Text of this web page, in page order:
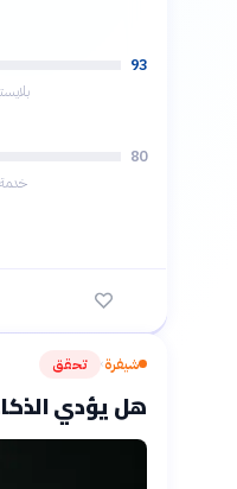
93
بلايستيشن 5 لا يزال يمتلك مكتبة أقوى من
80
خدمة Game Pass من إكس بوكس تقدم قيمة استثنائية مع مكتبة ضخمة من الألعاب.
شيفرة› تحقق
هل يؤدي